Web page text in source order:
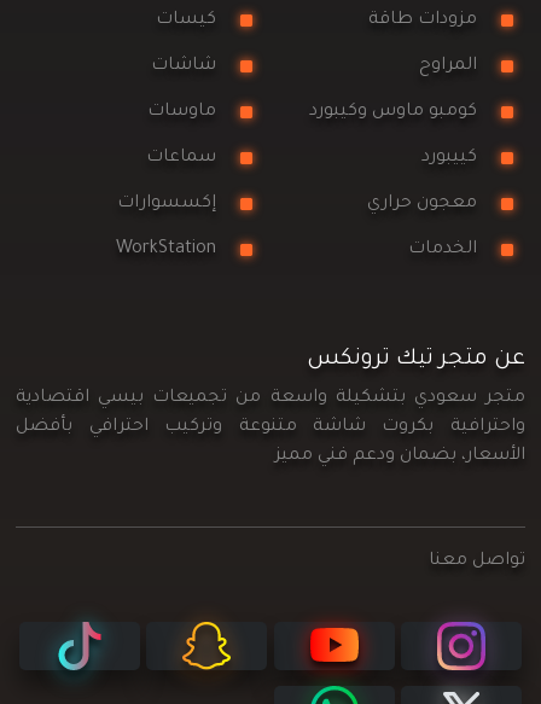
مزودات طاقة كيسات
المراوح شاشات
كومبو ماوس وكيبورد ماوسات
كييبورد سماعات
معجون حراري إكسسوارات
الخدمات WorkStation
عن متجر تيك ترونكس
متجر سعودي بتشكيلة واسعة من تجميعات بيسي اقتصادية
واحترافية بكروت شاشة متنوعة وتركيب احترافي بأفضل
الأسعار، بضمان ودعم فني مميز
تواصل معنا